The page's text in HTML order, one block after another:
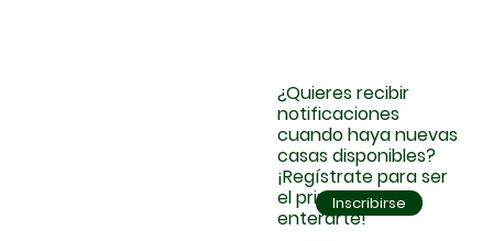
¿Quieres recibir
notificaciones
cuando haya nuevas
casas disponibles?
¡Regístrate para ser
el primero en
enterarte!
Inscribirse